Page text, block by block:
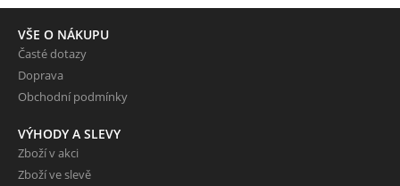
VŠE O NÁKUPU
Časté dotazy
Doprava
Obchodní podmínky
VÝHODY A SLEVY
Zboží v akci
Zboží ve slevě